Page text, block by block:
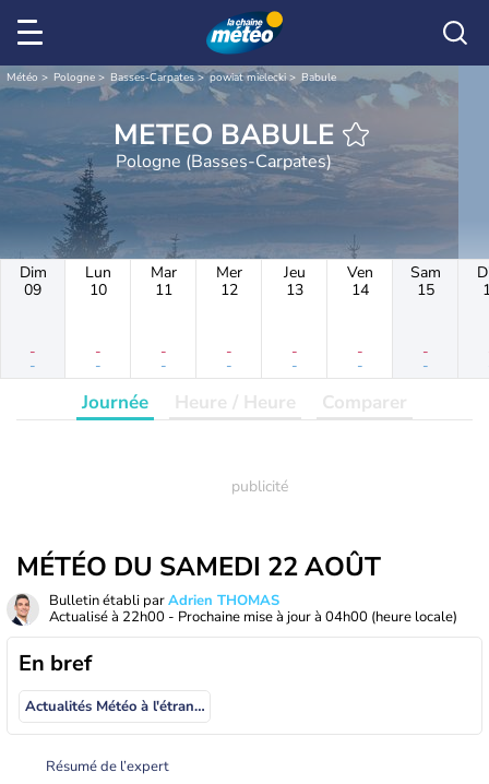
Météo Pologne Basses-Carpates powiat mielecki Babule
METEO BABULE
Pologne (Basses-Carpates)
Dim
09
-
-
Lun
10
-
-
Mar
11
-
-
Mer
12
-
-
Jeu
13
-
-
Ven
14
-
-
Sam
15
-
-
Journée Heure / Heure Comparer
MÉTÉO DU SAMEDI 22 AOÛT
Bulletin établi parAdrien THOMAS
Actualisé à 22h00 - Prochaine mise à jour à 04h00 (heure locale)
En bref
Actualités Météo à l'étranger
Résumé de l’expert